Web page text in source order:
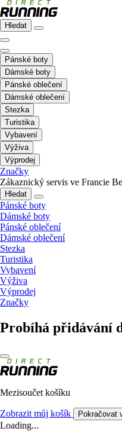
Hledat
Pánské boty
Dámské boty
Pánské oblečení
Dámské oblečení
Stezka
Turistika
Vybavení
Výživa
Výprodej
Značky
Zákaznický servis ve Francie
Hledat
Pánské boty
Dámské boty
Pánské oblečení
Dámské oblečení
Stezka
Turistika
Vybavení
Výživa
Výprodej
Značky
Probíhá přidávání
Mezisoučet košíku
Zobrazit můj košík Pokračovat
Loading...